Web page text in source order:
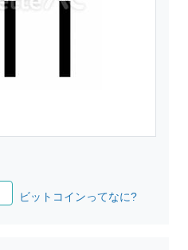
ビットコインってなに?